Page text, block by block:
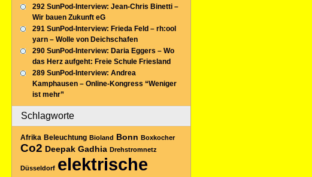
292 SunPod-Interview: Jean-Chris Binetti –
Wir bauen Zukunft eG
291 SunPod-Interview: Frieda Feld – rh:ool
yarn – Wolle von Deichschafen
290 SunPod-Interview: Daria Eggers – Wo
das Herz aufgeht: Freie Schule Friesland
289 SunPod-Interview: Andrea
Kamphausen – Online-Kongress “Weniger
ist mehr”
Schlagworte
Afrika Beleuchtung Bioland Bonn Boxkocher
Co2 Deepak Gadhia Drehstromnetz
Düsseldorf elektrische